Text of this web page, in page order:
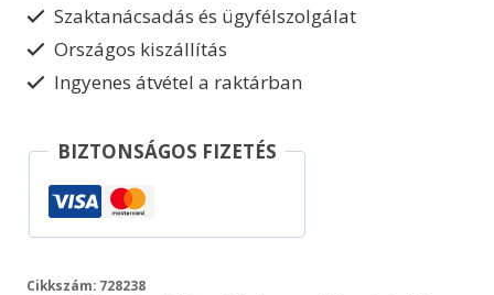
Szaktanácsadás és ügyfélszolgálat
Országos kiszállítás
Ingyenes átvétel a raktárban
BIZTONSÁGOS FIZETÉS
Cikkszám: 728238